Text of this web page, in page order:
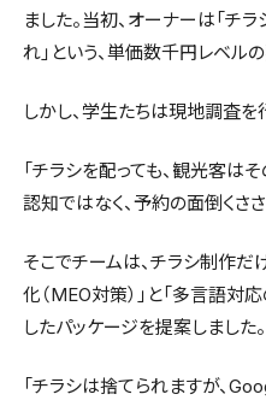
ました。当初、オーナーは「チ
れ」という、単価数千円レベル
しかし、学生たちは現地調査を
「チラシを配っても、観光客は
認知ではなく、予約の面倒くささ
そこでチームは、チラシ制作だ
化（MEO対策）」と「多言語対
したパッケージを提案しました。
「チラシは捨てられますが、